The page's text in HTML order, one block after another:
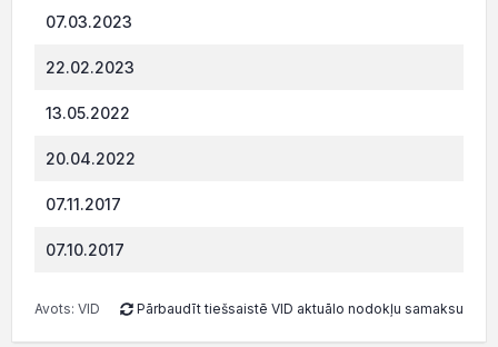
07.03.2023
22.02.2023
13.05.2022
20.04.2022
07.11.2017
07.10.2017
Avots: VID Pārbaudīt tiešsaistē VID aktuālo nodokļu samaksu